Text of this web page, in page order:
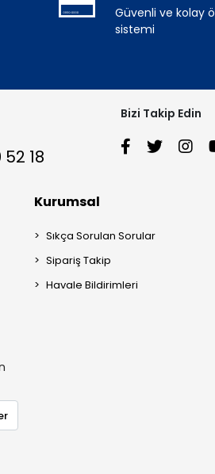
Güvenli ve kolay
sistemi
18
Bizi Takip Edin
Kurumsal
Sıkça Sorulan Sorular
Sipariş Takip
Havale Bildirimleri